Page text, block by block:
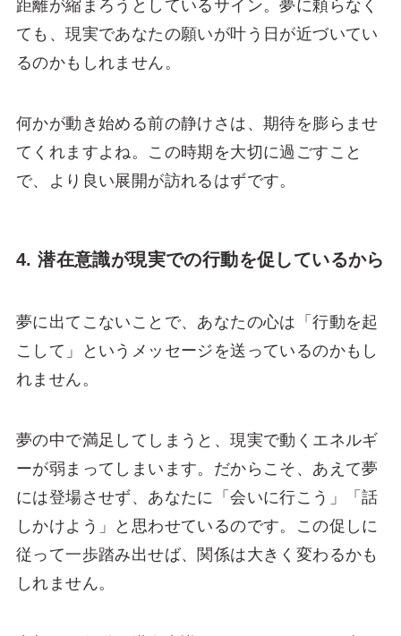
距離が縮まろうとしているサイン。夢に頼らなく
ても、現実であなたの願いが叶う日が近づいてい
るのかもしれません。
何かが動き始める前の静けさは、期待を膨らませ
てくれますよね。この時期を大切に過ごすこと
で、より良い展開が訪れるはずです。
4. 潜在意識が現実での行動を促しているから
夢に出てこないことで、あなたの心は「行動を起
こして」というメッセージを送っているのかもし
れません。
夢の中で満足してしまうと、現実で動くエネルギ
ーが弱まってしまいます。だからこそ、あえて夢
には登場させず、あなたに「会いに行こう」「話
しかけよう」と思わせているのです。この促しに
従って一歩踏み出せば、関係は大きく変わるかも
しれません。